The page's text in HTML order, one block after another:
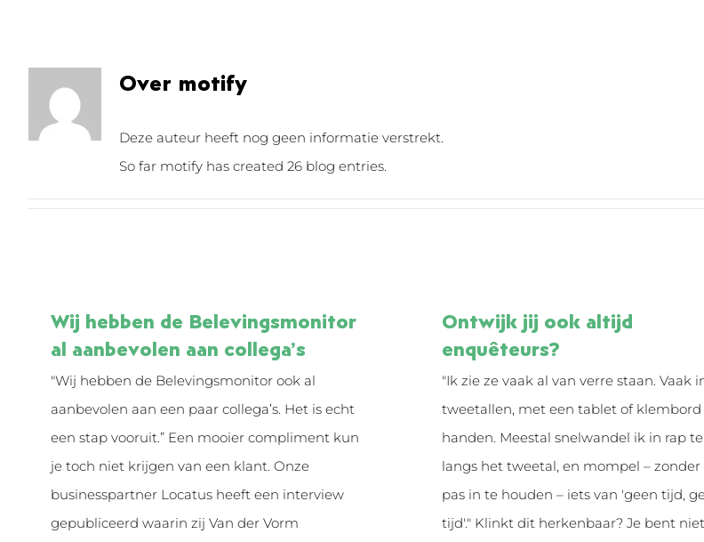
Over motify
Deze auteur heeft nog geen informatie verstrekt.
So far motify has created 26 blog entries.
Wij hebben de Belevingsmonitor
al aanbevolen aan collega’s
"Wij hebben de Belevingsmonitor ook al
aanbevolen aan een paar collega’s. Het is echt
een stap vooruit.” Een mooier compliment kun
je toch niet krijgen van een klant. Onze
businesspartner Locatus heeft een interview
gepubliceerd waarin zij Van der Vorm
Ontwijk jij ook altijd
enquêteurs?
"Ik zie ze vaak al van verre staan. Vaak
tweetallen, met een tablet of
handen. Meestal snelwandel ik in rap
langs het tweetal, en mompel –
pas in te houden – iets van 'geen tijd,
tijd'." Klinkt dit herkenbaar? Je bent